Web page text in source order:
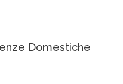
Domestiche